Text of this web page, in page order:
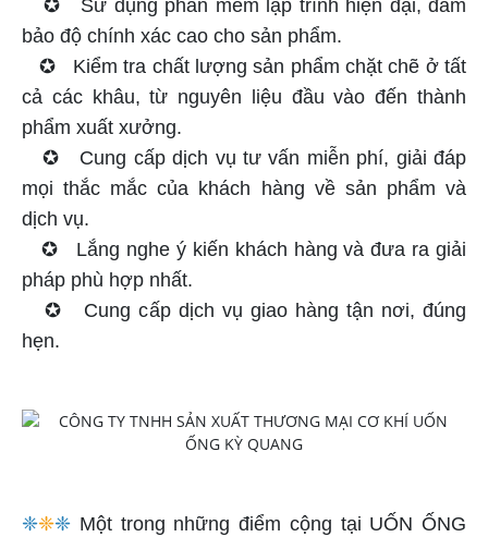
✪ Sử dụng phần mềm lập trình hiện đại, đảm
bảo độ chính xác cao cho sản phẩm.
✪ Kiểm tra chất lượng sản phẩm chặt chẽ ở tất
cả các khâu, từ nguyên liệu đầu vào đến thành
phẩm xuất xưởng.
✪ Cung cấp dịch vụ tư vấn miễn phí, giải đáp
mọi thắc mắc của khách hàng về sản phẩm và
dịch vụ.
✪ Lắng nghe ý kiến khách hàng và đưa ra giải
pháp phù hợp nhất.
✪ Cung cấp dịch vụ giao hàng tận nơi, đúng
hẹn.
❈❈❈ Một trong những điểm cộng tại UỐN ỐNG